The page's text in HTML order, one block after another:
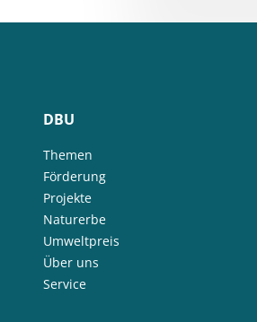
DBU
Themen
Förderung
Projekte
Naturerbe
Umweltpreis
Über uns
Service